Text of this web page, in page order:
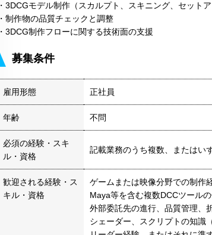
・3DCGモデル制作（スカルプト、スキニング、セットア
・制作物の品質チェックと調整
・3DCG制作フローに関する技術面の支援
募集条件
雇用形態 正社員
年齢 不問
必須の経験・スキ
ル・資格
記載業務のうち複数、またはい
歓迎される経験・ス
キル・資格
ゲームまたは映像分野での制作
Maya等を含む複数DCCツール
外部委託先の進行、品質管理、
シェーダー、スクリプトの知識